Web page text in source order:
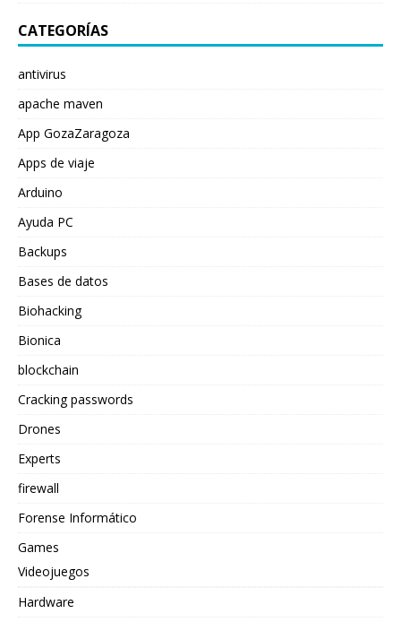
CATEGORÍAS
antivirus
apache maven
App GozaZaragoza
Apps de viaje
Arduino
Ayuda PC
Backups
Bases de datos
Biohacking
Bionica
blockchain
Cracking passwords
Drones
Experts
firewall
Forense Informático
Games
Videojuegos
Hardware